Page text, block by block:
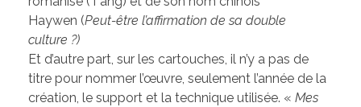
Haywen (Peut-être l’affirmation de sa double
culture ?)
Et d’autre part, sur les cartouches, il n’y a pas de
titre pour nommer l’œuvre, seulement l’année de la
création, le support et la technique utilisée. « Mes